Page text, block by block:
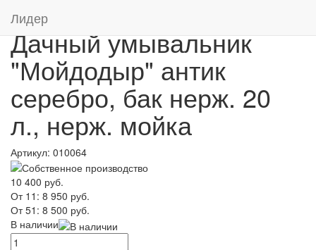
Лидер
Дачный умывальник
"Мойдодыр" антик
серебро, бак нерж. 20
л., нерж. мойка
Артикул: 010064
10 400 руб.
От 11: 8 950 руб.
От 51: 8 500 руб.
В наличии